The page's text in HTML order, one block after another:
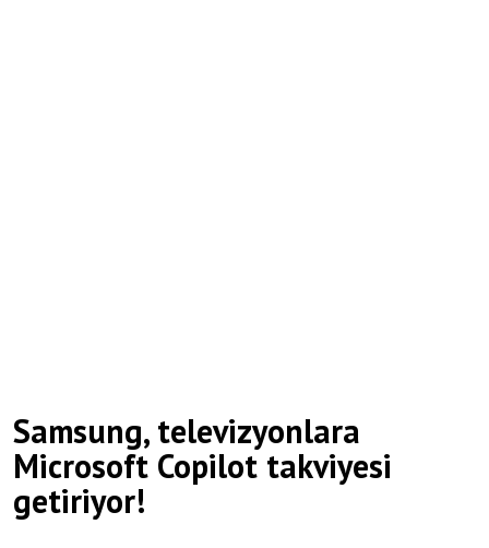
Samsung, televizyonlara
Microsoft Copilot takviyesi
getiriyor!